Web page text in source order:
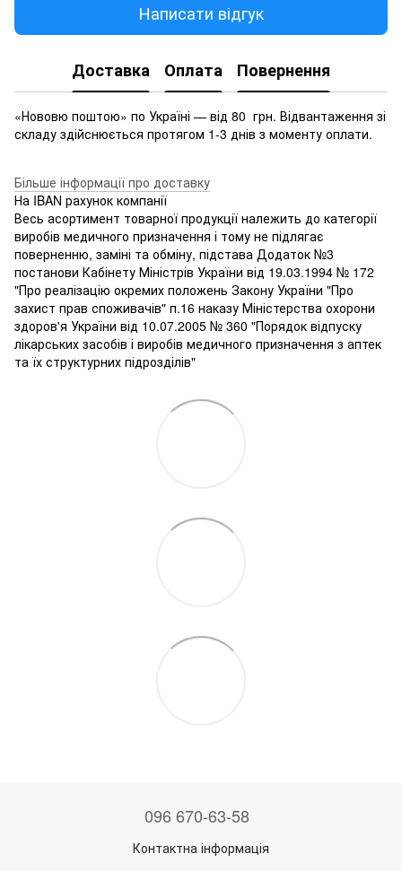
Написати відгук
Доставка Оплата Повернення
«Нововю поштою» по Україні — від 80 грн. Відвантаження зі
складу здійснюється протягом 1-3 днів з моменту оплати.
Більше інформації про доставку
На IBAN рахунок компанії
Весь асортимент товарної продукції належить до категорії
виробів медичного призначення і тому не підлягає
поверненню, заміні та обміну, підстава Додаток №3
постанови Кабінету Міністрів України від 19.03.1994 № 172
"Про реалізацію окремих положень Закону України "Про
захист прав споживачів" п.16 наказу Міністерства охорони
здоров'я України від 10.07.2005 № 360 "Порядок відпуску
лікарських засобів і виробів медичного призначення з аптек
та їх структурних підрозділів"
096 670-63-58
Контактна інформація